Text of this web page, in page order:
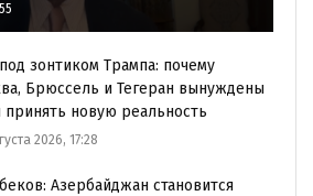
зонтиком Трампа: почему
Брюссель и Тегеран вынуждены
новую реальность
2026, 17:28
Азербайджан становится